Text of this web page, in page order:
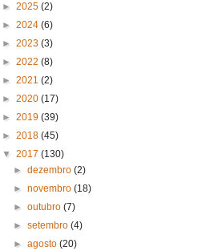
► 2025 (2)
► 2024 (6)
► 2023 (3)
► 2022 (8)
► 2021 (2)
► 2020 (17)
► 2019 (39)
► 2018 (45)
▼ 2017 (130)
►dezembro(2)
►novembro(18)
►outubro(7)
►setembro(4)
►agosto(20)